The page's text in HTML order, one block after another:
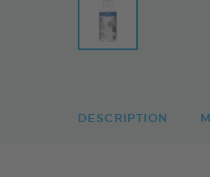
DESCRIPTION